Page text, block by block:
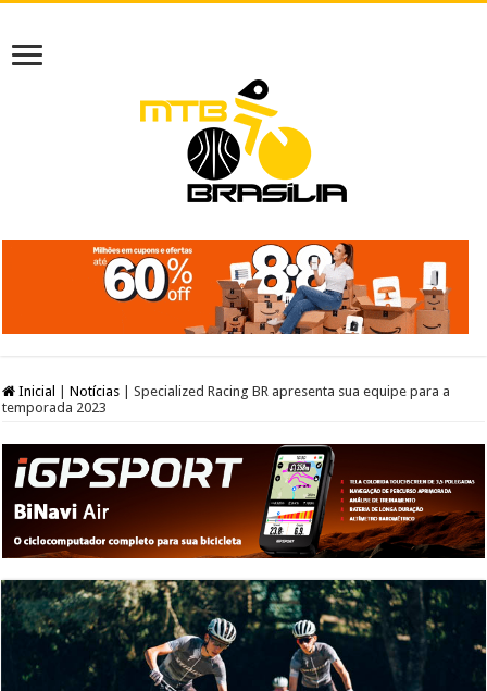
Inicial Notícias
Specialized Racing BR apresenta sua equipe para a
temporada 2023